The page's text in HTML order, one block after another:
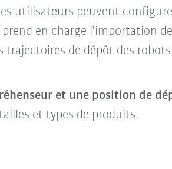
utilisateurs peuvent
en charge l'importation
trajectoires de dépôt des
et une position de
et types de produits.